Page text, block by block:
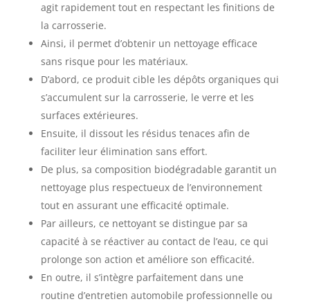
agit rapidement tout en respectant les finitions de
la carrosserie.
Ainsi, il permet d’obtenir un nettoyage efficace
sans risque pour les matériaux.
D’abord, ce produit cible les dépôts organiques qui
s’accumulent sur la carrosserie, le verre et les
surfaces extérieures.
Ensuite, il dissout les résidus tenaces afin de
faciliter leur élimination sans effort.
De plus, sa composition biodégradable garantit un
nettoyage plus respectueux de l’environnement
tout en assurant une efficacité optimale.
Par ailleurs, ce nettoyant se distingue par sa
capacité à se réactiver au contact de l’eau, ce qui
prolonge son action et améliore son efficacité.
En outre, il s’intègre parfaitement dans une
routine d’entretien automobile professionnelle ou